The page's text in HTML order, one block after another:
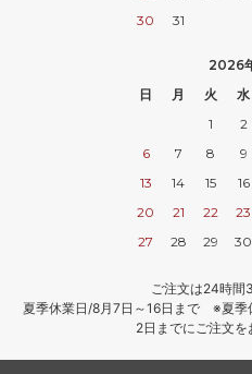
30
31
2026
日
月 火 水
1
2
6
7 8 9
13
14 15 16
20
21 22 23
27
28 29 30
ご注文は24時
夏季休業日/8月7日～16日まで ※夏季
2日までにご注文